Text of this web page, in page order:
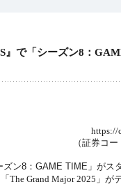
』で「シーズン8：
9月
ネク
東証
ズン8：GAME TIME」がス
Major 2025」が